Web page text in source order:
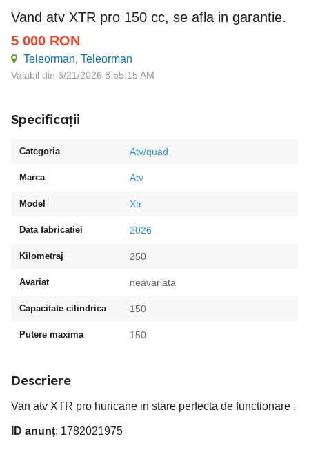
Vand atv XTR pro 150 cc, se afla in garantie.
5 000 RON
Teleorman, Teleorman
Valabil din 6/21/2026 8:55:15 AM
Specificații
Categoria Atv/quad
Marca Atv
Model Xtr
Data fabricatiei 2026
Kilometraj 250
Avariat neavariata
Capacitate cilindrica 150
Putere maxima 150
Descriere
Van atv XTR pro huricane in stare perfecta de functionare .
ID anunț: 1782021975